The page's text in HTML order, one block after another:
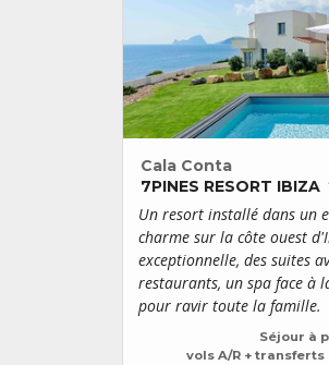
Cala Conta
7PINES RESORT IBIZA
Un resort installé dans un
charme sur la côte ouest
exceptionnelle, des suites
restaurants, un spa face à
pour ravir toute la famille.
Séjour à
vols A/R +